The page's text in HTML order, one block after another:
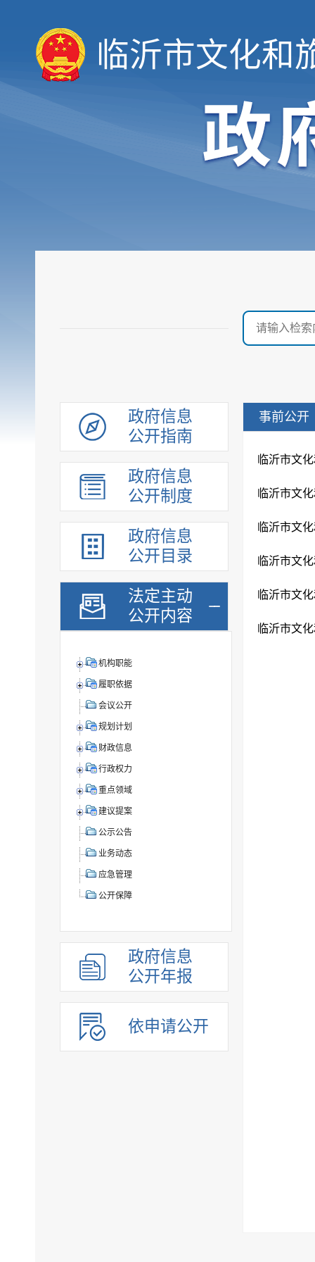
临沂市文化和
政府信息
公开指南
政府信息
公开制度
政府信息
公开目录
法定主动
公开内容
机构职能
履职依据
会议公开
规划计划
财政信息
行政权力
重点领域
建议提案
公示公告
业务动态
应急管理
公开保障
政府信息
公开年报
依申请公开
事前公开
临沂市文
临沂市文
临沂市文
临沂市文
临沂市文
临沂市文